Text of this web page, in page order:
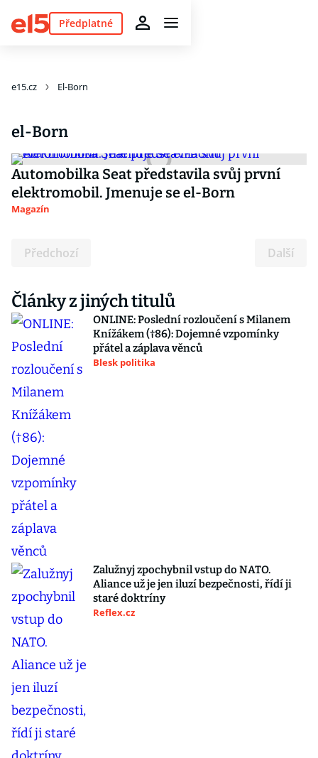
Předplatné
e15.cz El-Born
el-Born
Automobilka Seat představila svůj první
elektromobil. Jmenuje se el-Born
Magazín
Předchozí Další
Články z jiných titulů
ONLINE: Poslední rozloučení s Milanem
Knížákem (†86): Dojemné vzpomínky
přátel a záplava věnců
Blesk politika
Zalužnyj zpochybnil vstup do NATO.
Aliance už je jen iluzí bezpečnosti, řídí ji
staré doktríny
Reflex.cz